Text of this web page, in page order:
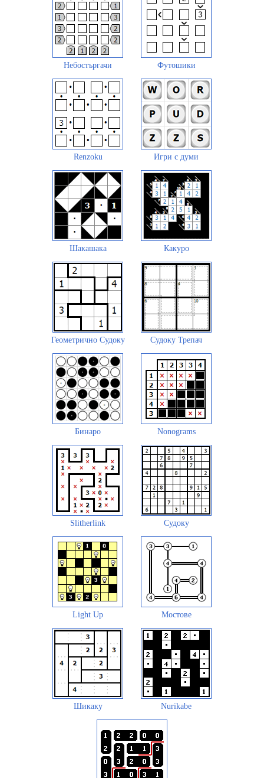
Небостъргачи Футошики
Renzoku Игри с думи
Шакашака Какуро
Геометрично Судоку Судоку Трепач
Бинаро Nonograms
Slitherlink Судоку
Light Up Мостове
Шикаку Nurikabe